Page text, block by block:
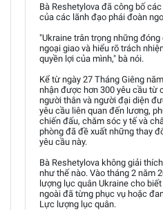
Bà Reshetylova đã công bố
của các lãnh đạo phái đoàn
"Ukraine trân trọng những
ngoại giao và hiểu rõ trách
quyền lợi của mình," bà nói.
Kể từ ngày 27 Tháng Giêng
nhận được hơn 300 yêu cầu từ
người thân và người đại diện
yêu cầu liên quan đến lương,
chiến đấu, chăm sóc y tế và
phòng đã đề xuất những thay
yêu cầu này.
Bà Reshetylova không giải
như thế nào. Vào tháng 2 năm
lượng lục quân Ukraine cho
ngoài đã từng phục vụ hoặc
Lực lượng lục quân.